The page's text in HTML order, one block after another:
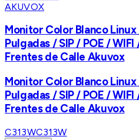
AKUVOX
Monitor Color Blanco
Pulgadas / SIP / POE /
Frentes de Calle Akuvox
Monitor Color Blanco
Pulgadas / SIP / POE /
Frentes de Calle Akuvox
C313WC313W